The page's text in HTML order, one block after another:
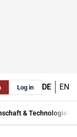
Log in DE EN
& Technologie